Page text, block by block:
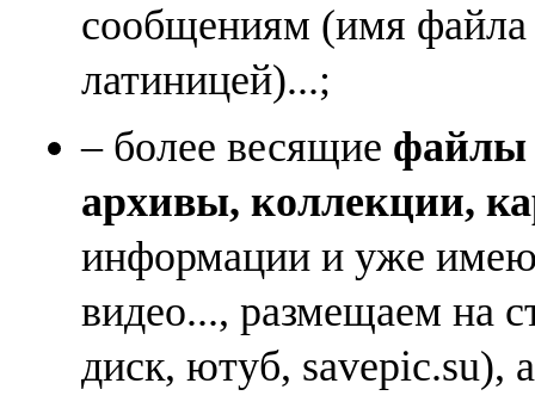
сообщениям (имя
латиницей)...;
– более весящие файлы
архивы, коллекции,
информации и уже
видео..., размещаем на
диск, ютуб, savepic.su),